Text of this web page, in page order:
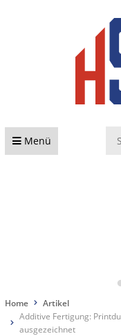
Menü
Home
Artikel
Additive Fertigung:
ausgezeichnet